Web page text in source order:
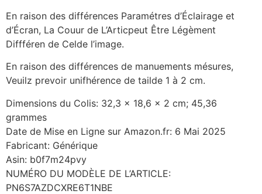
En raison des différences Paramétres d’Éclairage et
d’Écran, La Couur de L’Articpeut Être Légèment
Diffféren de Celde l’image.
En raison des différences de manuements mésures,
Veuilz prevoir unifhérence de tailde 1 à 2 cm.
Dimensions du Colis: 32,3 x 18,6 x 2 cm; 45,36
grammes
Date de Mise en Ligne sur Amazon.fr: 6 Mai 2025
Fabricant: Générique
Asin: b0f7m24pvy
NUMÉRO DU MODÈLE DE L’ARTICLE:
PN6S7AZDCXRE6T1NBE